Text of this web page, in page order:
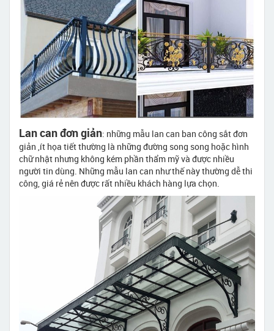
Lan can đơn giản: những mẫu lan can ban công sắt đơn
giản ,ít họa tiết thường là những đường song song hoặc hình
chữ nhật nhưng không kém phần thẩm mỹ và được nhiều
người tin dùng. Những mẫu lan can như thế này thường dễ thi
công, giá rẻ nên được rất nhiều khách hàng lựa chọn.